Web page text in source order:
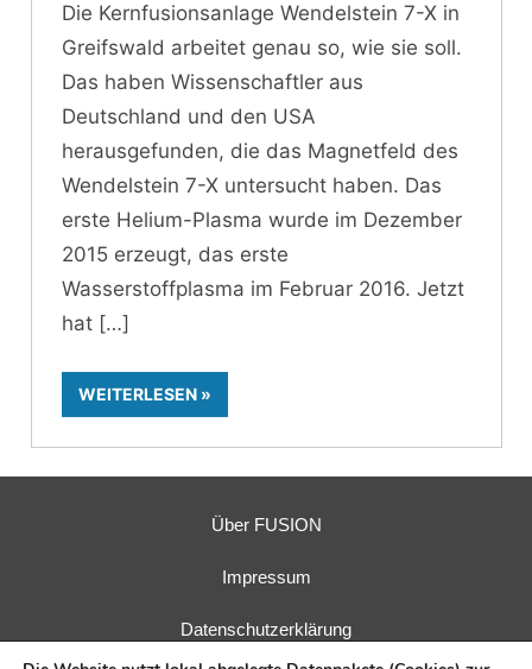
Die Kernfusionsanlage Wendelstein 7-X in
Greifswald arbeitet genau so, wie sie soll.
Das haben Wissenschaftler aus
Deutschland und den USA
herausgefunden, die das Magnetfeld des
Wendelstein 7-X untersucht haben. Das
erste Helium-Plasma wurde im Dezember
2015 erzeugt, das erste
Wasserstoffplasma im Februar 2016. Jetzt
hat
WEITERLESEN
Über FUSION
Impressum
Datenschutzerklärung